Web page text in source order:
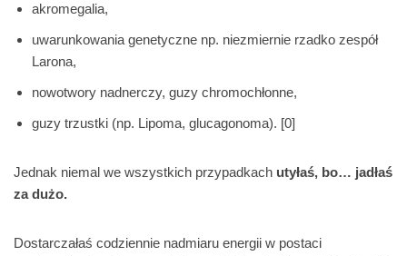
akromegalia,
uwarunkowania genetyczne np. niezmiernie rzadko zespół
Larona,
nowotwory nadnerczy, guzy chromochłonne,
guzy trzustki (np. Lipoma, glucagonoma). [0]
Jednak niemal we wszystkich przypadkach utyłaś, bo… jadłaś
za dużo.
Dostarczałaś codziennie nadmiaru energii w postaci